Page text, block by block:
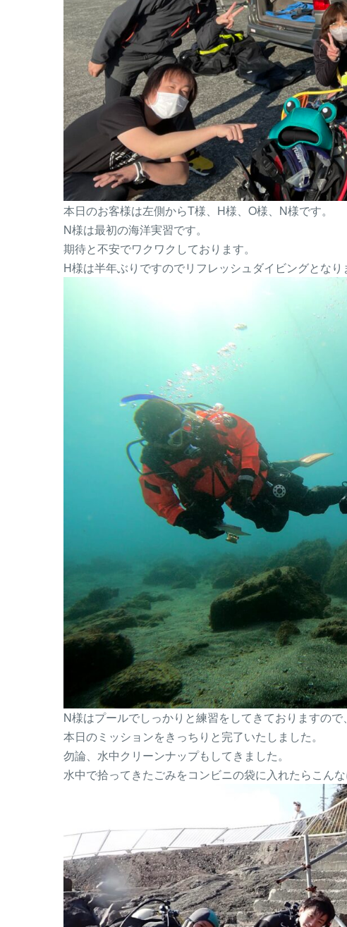
本日のお客様は左側からT様、H様、O様、N様です。
N様は最初の海洋実習です。
期待と不安でワクワクしております。
H様は半年ぶりですのでリフレッシュダイビングとなり
N様はプールでしっかりと練習をしてきておりますので
本日のミッションをきっちりと完了いたしました。
勿論、水中クリーンナップもしてきました。
水中で拾ってきたごみをコンビニの袋に入れたらこんな